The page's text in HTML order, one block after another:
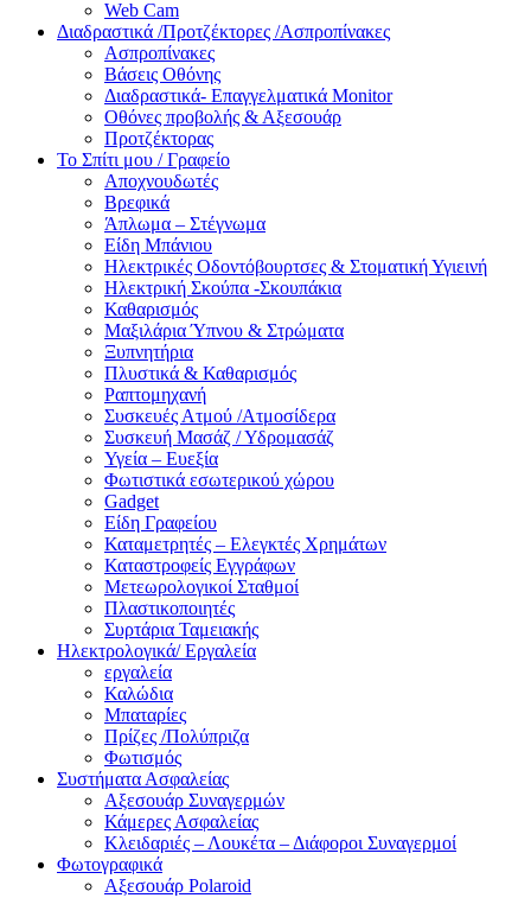
Web Cam
Διαδραστικά /Προτζέκτορες /Ασπροπίνακες
Ασπροπίνακες
Βάσεις Οθόνης
Διαδραστικά- Επαγγελματικά Monitor
Οθόνες προβολής & Αξεσουάρ
Προτζέκτορας
Το Σπίτι μου / Γραφείο
Αποχνουδωτές
Βρεφικά
Άπλωμα – Στέγνωμα
Είδη Μπάνιου
Ηλεκτρικές Οδοντόβουρτσες & Στοματική Υγιεινή
Ηλεκτρική Σκούπα -Σκουπάκια
Καθαρισμός
Μαξιλάρια Ύπνου & Στρώματα
Ξυπνητήρια
Πλυστικά & Καθαρισμός
Ραπτομηχανή
Συσκευές Ατμού /Ατμοσίδερα
Συσκευή Μασάζ / Υδρομασάζ
Υγεία – Ευεξία
Φωτιστικά εσωτερικού χώρου
Gadget
Είδη Γραφείου
Καταμετρητές – Ελεγκτές Χρημάτων
Καταστροφείς Εγγράφων
Μετεωρολογικοί Σταθμοί
Πλαστικοποιητές
Συρτάρια Ταμειακής
Ηλεκτρολογικά/ Εργαλεία
εργαλεία
Καλώδια
Μπαταρίες
Πρίζες /Πολύπριζα
Φωτισμός
Συστήματα Ασφαλείας
Αξεσουάρ Συναγερμών
Κάμερες Ασφαλείας
Κλειδαριές – Λουκέτα – Διάφοροι Συναγερμοί
Φωτογραφικά
Αξεσουάρ Polaroid